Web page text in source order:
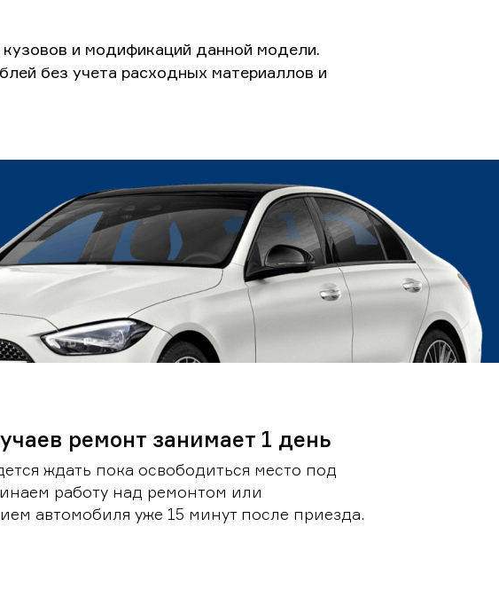
и модификаций данной модели.
без учета расходных материаллов и
ремонт занимает 1 день
ждать пока освободиться место под
работу над ремонтом или
автомобиля уже 15 минут после приезда.